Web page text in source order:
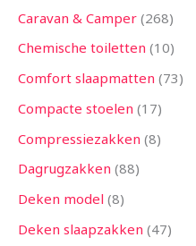
Caravan & Camper 268
Chemische toiletten 10
Comfort slaapmatten 73
Compacte stoelen 17
Compressiezakken 8
Dagrugzakken 88
Deken model 8
Deken slaapzakken 47